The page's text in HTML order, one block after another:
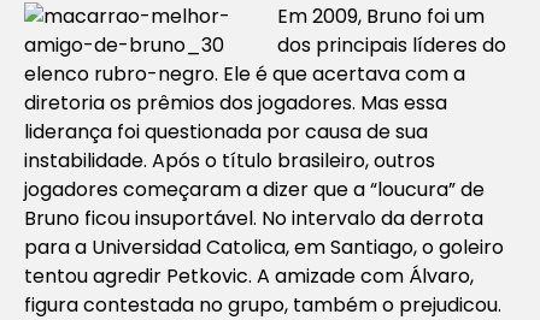
Em 2009, Bruno foi um
dos principais líderes do
elenco rubro-negro. Ele é que acertava com a
diretoria os prêmios dos jogadores. Mas essa
liderança foi questionada por causa de sua
instabilidade. Após o título brasileiro, outros
jogadores começaram a dizer que a “loucura” de
Bruno ficou insuportável. No intervalo da derrota
para a Universidad Catolica, em Santiago, o goleiro
tentou agredir Petkovic. A amizade com Álvaro,
figura contestada no grupo, também o prejudicou.